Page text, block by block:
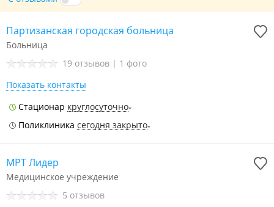
Партизанская городская больница
Больница
19 отзывов | 1 фото
Показать контакты
Стационар круглосуточно
Поликлиника сегодня закрыто
МРТ Лидер
Медицинское учреждение
5 отзывов